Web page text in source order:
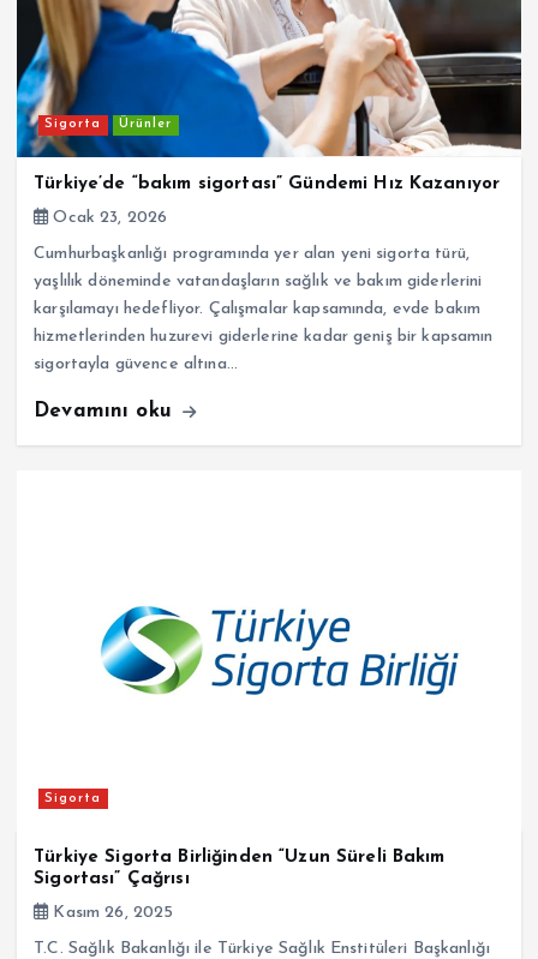
Sigorta Ürünler
Türkiye’de “bakım sigortası” Gündemi Hız Kazanıyor
Ocak 23, 2026
Cumhurbaşkanlığı programında yer alan yeni sigorta türü,
yaşlılık döneminde vatandaşların sağlık ve bakım giderlerini
karşılamayı hedefliyor. Çalışmalar kapsamında, evde bakım
hizmetlerinden huzurevi giderlerine kadar geniş bir kapsamın
sigortayla güvence altına…
Devamını oku
Sigorta
Türkiye Sigorta Birliğinden “Uzun Süreli Bakım
Sigortası” Çağrısı
Kasım 26, 2025
T.C. Sağlık Bakanlığı ile Türkiye Sağlık Enstitüleri Başkanlığı